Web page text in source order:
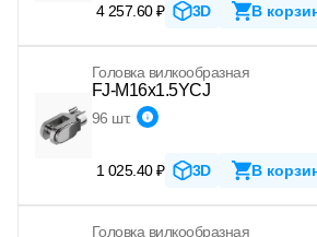
4 257.60 ₽ 3D В
Головка вилкообразная
FJ-M16x1.5YCJ
96 шт.
1 025.40 ₽ 3D В
Головка вилкообразная